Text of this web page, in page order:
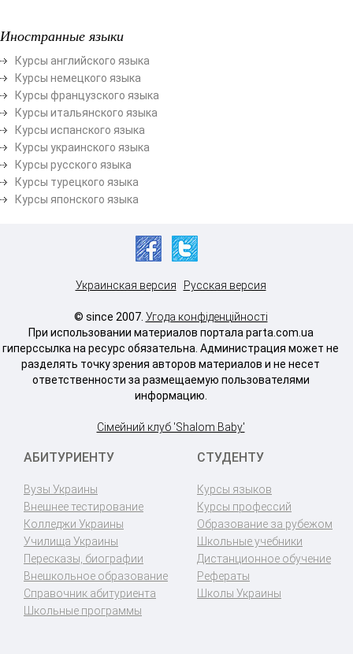
Иностранные языки
Курсы английского языка
Курсы немецкого языка
Курсы французского языка
Курсы итальянского языка
Курсы испанского языка
Курсы украинского языка
Курсы русского языка
Курсы турецкого языка
Курсы японского языка
Украинская версия Русская версия
© since 2007. Угода конфіденційності
При использовании материалов портала parta.com.ua
гиперссылка на ресурс обязательна. Администрация может не
разделять точку зрения авторов материалов и не несет
ответственности за размещаемую пользователями
информацию.
Сімейний клуб 'Shalom Baby'
АБИТУРИЕНТУ
Вузы Украины
Внешнее тестирование
Колледжи Украины
Училища Украины
Пересказы, биографии
Внешкольное образование
Справочник абитуриента
Школьные программы
СТУДЕНТУ
Курсы языков
Курсы профессий
Образование за рубежом
Школьные учебники
Дистанционное обучение
Рефераты
Школы Украины